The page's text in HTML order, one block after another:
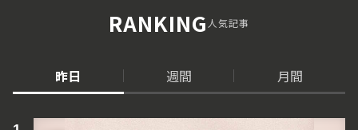
RANKING人気記事
昨日 週間 月間